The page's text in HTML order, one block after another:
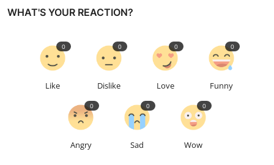
WHAT'S YOUR REACTION?
Like
0
Dislike
0
Love
0
Funny
0
Angry
0
Sad
0
Wow
0